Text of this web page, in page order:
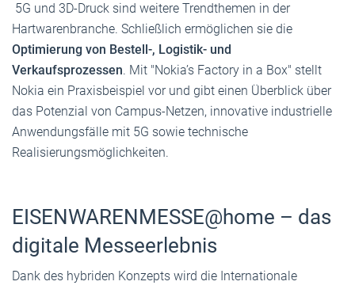
5G und 3D-Druck sind weitere Trendthemen in der
Hartwarenbranche. Schließlich ermöglichen sie die
Optimierung von Bestell-, Logistik- und
Verkaufsprozessen. Mit "Nokia’s Factory in a Box" stellt
Nokia ein Praxisbeispiel vor und gibt einen Überblick über
das Potenzial von Campus-Netzen, innovative industrielle
Anwendungsfälle mit 5G sowie technische
Realisierungsmöglichkeiten.
EISENWARENMESSE@home – das
digitale Messeerlebnis
Dank des hybriden Konzepts wird die Internationale